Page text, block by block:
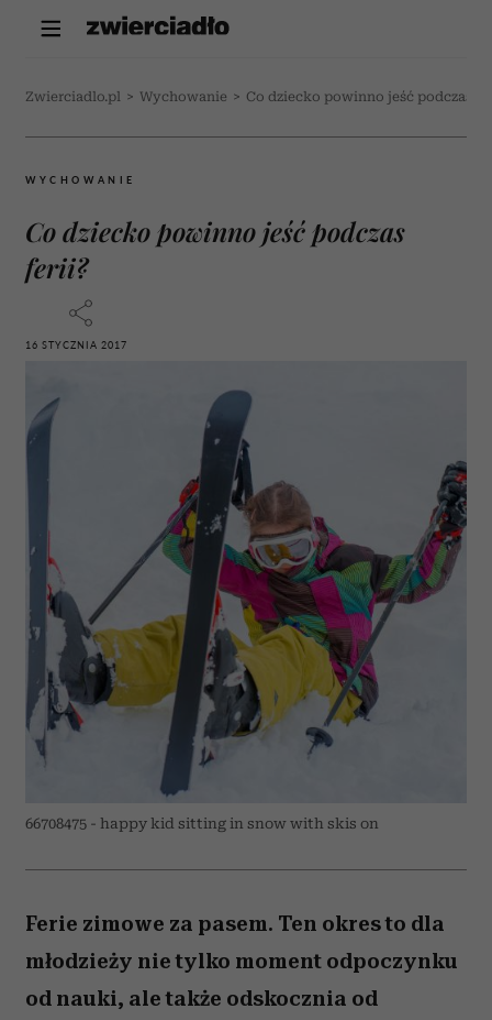
Zwierciadlo.pl > Wychowanie > Co dziecko powinno jeść podczas
WYCHOWANIE
Co dziecko powinno jeść podczas
ferii?
16 STYCZNIA 2017
66708475 - happy kid sitting in snow with skis on
Ferie zimowe za pasem. Ten okres to dla
młodzieży nie tylko moment odpoczynku
od nauki, ale także odskocznia od